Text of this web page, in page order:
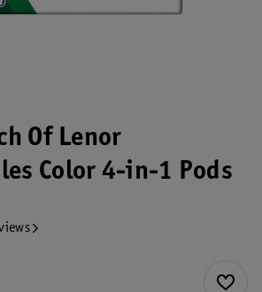
Of Lenor
Color 4-in-1 Pods